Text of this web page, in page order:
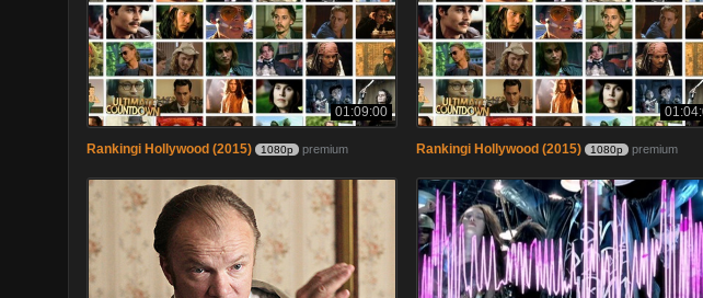
01:09:00
Rankingi Hollywood (2015) 1080p premium Rankingi Hollywood (2015) 1080p premium